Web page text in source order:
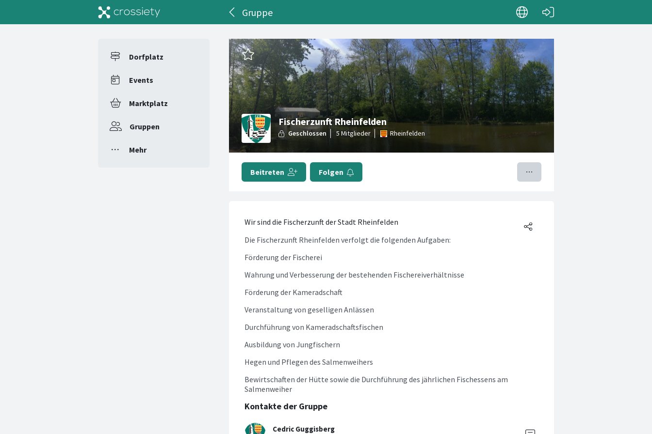
Gruppe
Dorfplatz
Events
Marktplatz
Gruppen
Mehr
Fischerzunft Rheinfelden
Rheinfelden
Beitreten Folgen
Wir sind die Fischerzunft der Stadt Rheinfelden
Die Fischerzunft Rheinfelden verfolgt die folgenden Aufgaben:
Förderung der Fischerei
Wahrung und Verbesserung der bestehenden Fischereiverhältnisse
Förderung der Kameradschaft
Veranstaltung von geselligen Anlässen
Durchführung von Kameradschaftsfischen
Ausbildung von Jungfischern
Hegen und Pflegen des Salmenweihers
Bewirtschaften der Hütte sowie die Durchführung des jährlichen Fischessens am
Salmenweiher
Kontakte der Gruppe
Cedric Guggisberg